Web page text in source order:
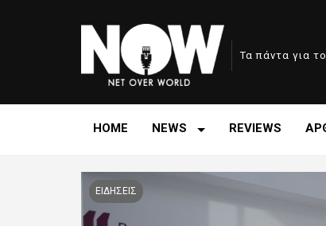
Τα πάντα για
HOME NEWS REVIEWS
ΕΙΔΗΣΕΙΣ